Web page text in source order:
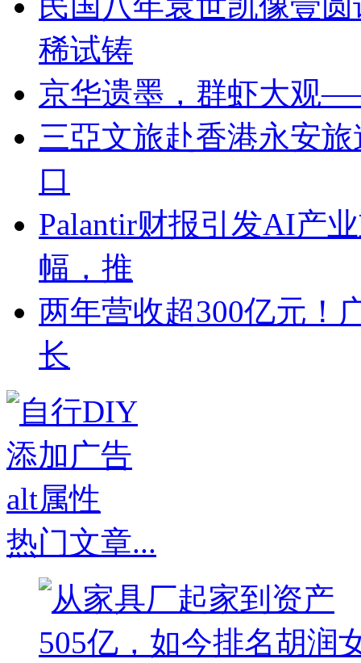
稀试铸
京华遗墨，群虾大观
三亞文旅赴香港永安
口
Palantir财报引发AI产
幅，推
两年营收超300亿元！
长
热门文章...